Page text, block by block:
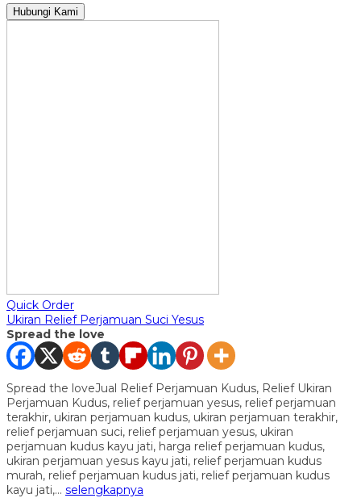
Hubungi Kami
Quick Order
Ukiran Relief Perjamuan Suci Yesus
Spread the love
Spread the loveJual Relief Perjamuan Kudus, Relief Ukiran
Perjamuan Kudus, relief perjamuan yesus, relief perjamuan
terakhir, ukiran perjamuan kudus, ukiran perjamuan terakhir,
relief perjamuan suci, relief perjamuan yesus, ukiran
perjamuan kudus kayu jati, harga relief perjamuan kudus,
ukiran perjamuan yesus kayu jati, relief perjamuan kudus
murah, relief perjamuan kudus jati, relief perjamuan kudus
kayu jati,… selengkapnya